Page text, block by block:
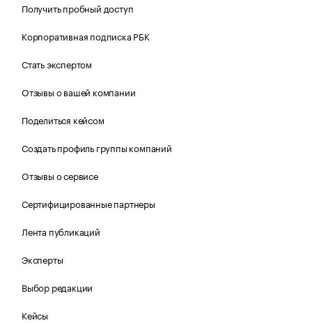
Получить пробный доступ
Корпоративная подписка РБК
Стать экспертом
Отзывы о вашей компании
Поделиться кейсом
Создать профиль группы компаний
Отзывы о сервисе
Сертифицированные партнеры
Лента публикаций
Эксперты
Выбор редакции
Кейсы